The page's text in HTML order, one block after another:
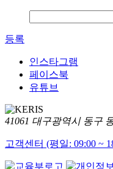
등록
인스타그램
페이스북
유튜브
41061 대구광역시 동구
고객센터 (평일: 09:00 ~